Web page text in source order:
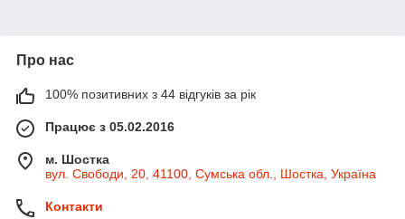
Про нас
100% позитивних з 44 відгуків за рік
Працює з 05.02.2016
м. Шостка
вул. Свободи, 20, 41100, Сумська обл., Шостка, Україна
Контакти